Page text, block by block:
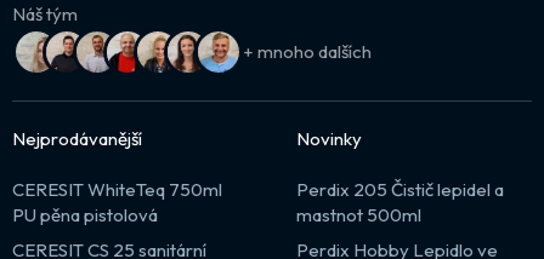
Náš tým
+ mnoho dalších
Nejprodávanější
CERESIT WhiteTeq 750ml
PU pěna pistolová
CERESIT CS 25 sanitární
Novinky
Perdix 205 Čistič lepidel a
mastnot 500ml
Perdix Hobby Lepidlo ve